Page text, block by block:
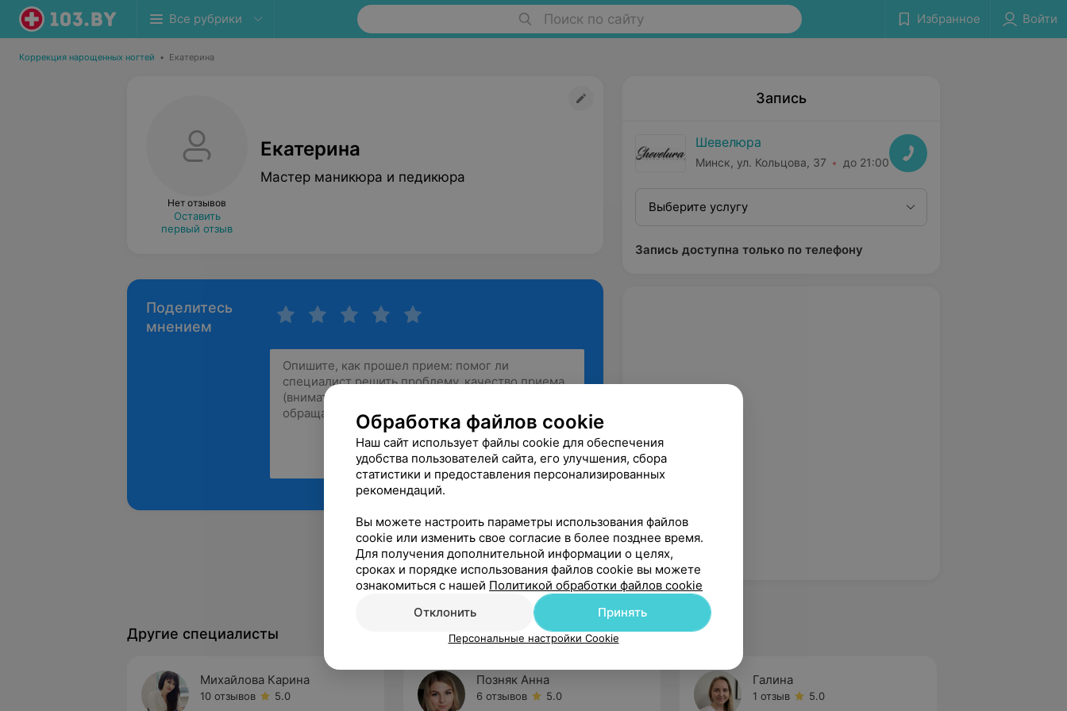
Все рубрики Поиск по сайту Избранное Войти
Коррекция нарощенных ногтей • Екатерина
Нет отзывов
Оставить
первый отзыв
Екатерина
Мастер маникюра и педикюра
Поделитесь
мнением
Рекомендую
Запись
Шевелюра
Минск, ул. Кольцова, 37 до 21:00
Выберите услугу
Запись доступна только по телефону
Другие специалисты
Михайлова Карина
10 отзывов 5.0
Позняк Анна
6 отзывов 5.0
Галина
1 отзыв 5.0
Обработка файлов cookie
Наш сайт использует файлы cookie для обеспечения
удобства пользователей сайта, его улучшения, сбора
статистики и предоставления персонализированных
рекомендаций.
Вы можете настроить параметры использования файлов
cookie или изменить свое согласие в более позднее время.
Для получения дополнительной информации о целях,
сроках и порядке использования файлов cookie вы можете
ознакомиться с нашей Политикой обработки файлов cookie
Отклонить
Принять
Персональные настройки Cookie